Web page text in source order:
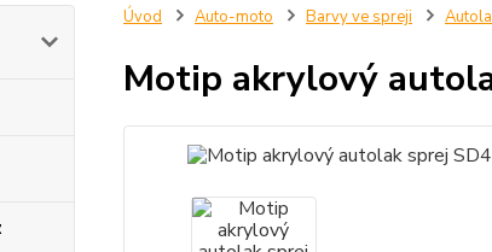
Úvod Auto-moto Barvy ve spreji
Motip akrylový